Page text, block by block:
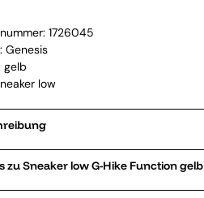
1726045
Genesis
gelb
low
Details zu Sneaker low G-Hike Function gelb